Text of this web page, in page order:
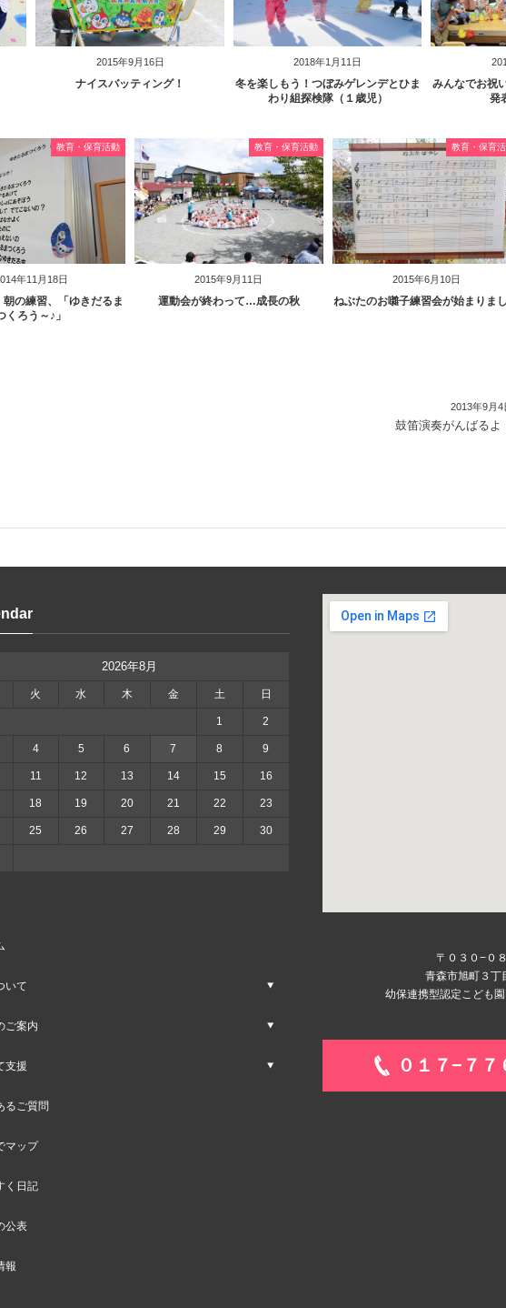
2015年9月16日
ナイスバッティング！
2018年1月11日
冬を楽しもう！つぼみゲレンデとひま
わり組探検隊（１歳児）
みんなでお祝
発
年11月18日
教育・保育活動
の練習、「ゆきだるま
くろう～♪」
2015年9月11日
教育・保育活動
運動会が終わって…成長の秋
2015年6月10日
教育・保育
ねぶたのお囃子練習会が始まりま
2013年9月4
鼓笛演奏がんばるよ
2026年8月
火 水 木 金 土 日
1 2
4 5 6 7 8 9
11 12 13 14 15 16
18 19 20 21 22 23
25 26 27 28 29 30
いて
ご案内
支援
るご質問
マップ
く日記
公表
報
〒０３０−０
青森市旭町３丁
幼保連携型認定こども
０１７−７７